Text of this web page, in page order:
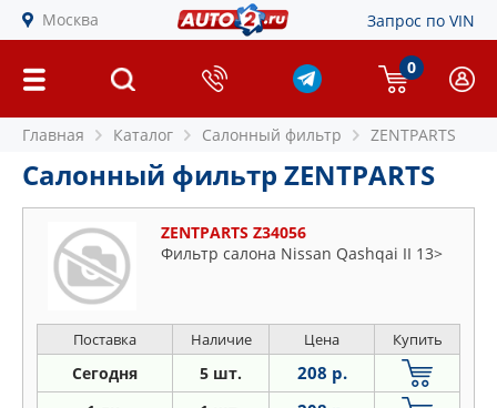
Москва Запрос по VIN
0
Главная Каталог Салонный фильтр ZENTPARTS
Салонный фильтр ZENTPARTS
ZENTPARTS Z34056
Фильтр салона Nissan Qashqai II 13>
Поставка Наличие Цена Купить
Сегодня 5 шт. 208 р.